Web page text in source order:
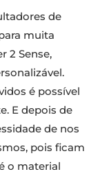
de
muita
2 Sense,
é possível
E depois de
de nos
pois ficam
o material